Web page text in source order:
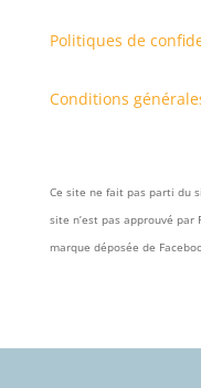
Politiques de
Conditions
Ce site ne fait pas parti du
site n’est pas approuvé par
marque déposée de